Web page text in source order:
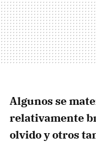
Algunos se
relativamente
olvido y otros